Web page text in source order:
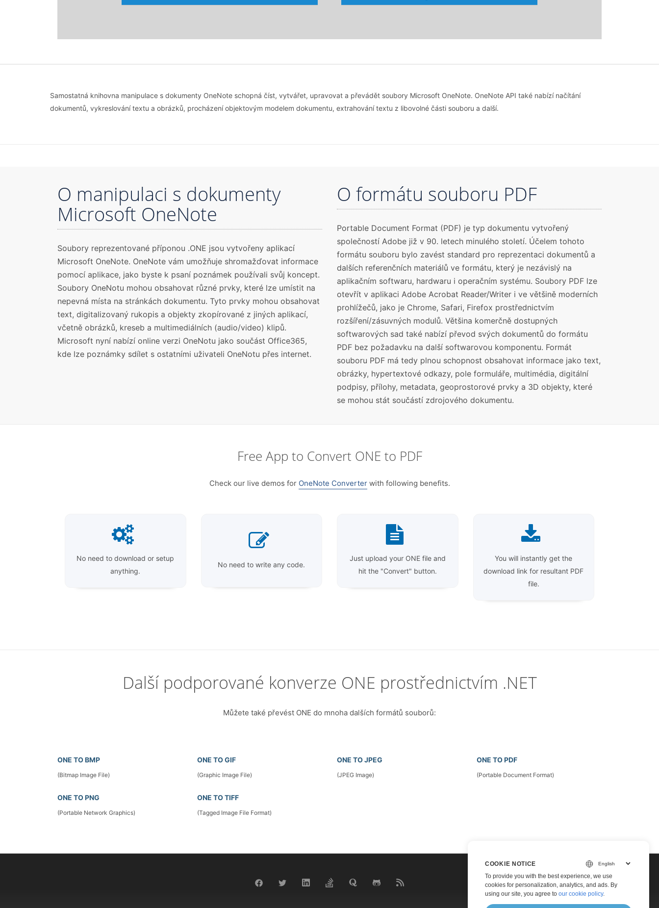
Samostatná knihovna manipulace s dokumenty OneNote schopná číst, vytvářet, upravovat a převádět soubory Microsoft OneNote. OneNote API také nabízí načítání
dokumentů, vykreslování textu a obrázků, procházení objektovým modelem dokumentu, extrahování textu z libovolné části souboru a další.
O manipulaci s dokumenty
Microsoft OneNote
Soubory reprezentované příponou .ONE jsou vytvořeny aplikací
Microsoft OneNote. OneNote vám umožňuje shromažďovat informace
pomocí aplikace, jako byste k psaní poznámek používali svůj koncept.
Soubory OneNotu mohou obsahovat různé prvky, které lze umístit na
nepevná místa na stránkách dokumentu. Tyto prvky mohou obsahovat
text, digitalizovaný rukopis a objekty zkopírované z jiných aplikací,
včetně obrázků, kreseb a multimediálních (audio/video) klipů.
Microsoft nyní nabízí online verzi OneNotu jako součást Office365,
kde lze poznámky sdílet s ostatními uživateli OneNotu přes internet.
O formátu souboru PDF
Portable Document Format (PDF) je typ dokumentu vytvořený
společností Adobe již v 90. letech minulého století. Účelem tohoto
formátu souboru bylo zavést standard pro reprezentaci dokumentů a
dalších referenčních materiálů ve formátu, který je nezávislý na
aplikačním softwaru, hardwaru i operačním systému. Soubory PDF lze
otevřít v aplikaci Adobe Acrobat Reader/Writer i ve většině moderních
prohlížečů, jako je Chrome, Safari, Firefox prostřednictvím
rozšíření/zásuvných modulů. Většina komerčně dostupných
softwarových sad také nabízí převod svých dokumentů do formátu
PDF bez požadavku na další softwarovou komponentu. Formát
souboru PDF má tedy plnou schopnost obsahovat informace jako text,
obrázky, hypertextové odkazy, pole formuláře, multimédia, digitální
podpisy, přílohy, metadata, geoprostorové prvky a 3D objekty, které
se mohou stát součástí zdrojového dokumentu.
Free App to Convert ONE to PDF
Check our live demos for OneNote Converterwith following benefits.
No need to download or setup
anything.
No need to write any code.
Just upload your ONE file and
hit the "Convert" button.
You will instantly get the
download link for resultant PDF
file.
Další podporované konverze ONE prostřednictvím .NET
Můžete také převést ONE do mnoha dalších formátů souborů:
ONE TO BMP
(Bitmap Image File)
ONE TO GIF
(Graphic Image File)
ONE TO JPEG
(JPEG Image)
ONE TO PDF
(Portable Document Format)
ONE TO PNG
(Portable Network Graphics)
ONE TO TIFF
(Tagged Image File Format)
COOKIE NOTICE
To provide you with the best experience, we use
cookies for personalization, analytics, and ads. By
using our site, you agree to our cookie policy.